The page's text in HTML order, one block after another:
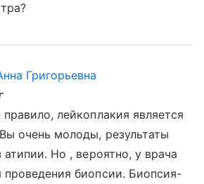
Григорьевна
лейкоплакия является
очень молоды, результаты
атипии. Но , вероятно, у врача
проведения биопсии. Биопсия-